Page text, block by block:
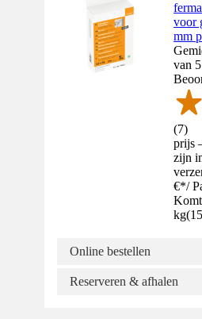
voor
mm
van
(7)
prijs
zijn
€*/
kg(
Online bestellen
Reserveren & afhalen